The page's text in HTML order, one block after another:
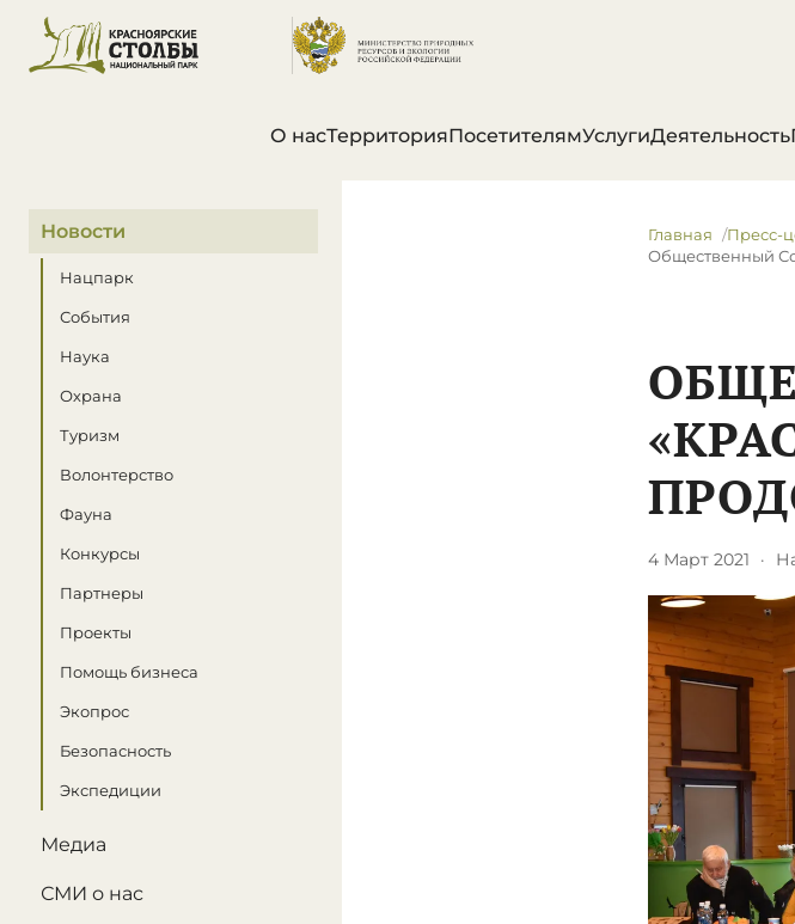
О насТерриторияПосетителямУслугиДеятельность
В этом разделе
Новости
Нацпарк
События
Наука
Охрана
Туризм
Волонтерство
Фауна
Конкурсы
Партнеры
Проекты
Помощь бизнеса
Экопрос
Безопасность
Экспедиции
Медиа
СМИ о нас
Главная Пресс-
Общественный
4 Март 2021 ·